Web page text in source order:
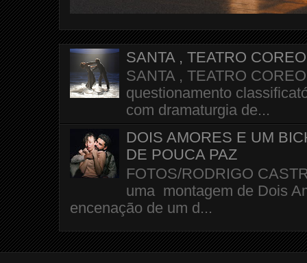
SANTA , TEATRO
SANTA , TEATRO
questionamento
com dramaturgia de...
DOIS AMORES E UM
DE POUCA PAZ
FOTOS/RODRIGO
uma montagem de Dois
encenação de um d...